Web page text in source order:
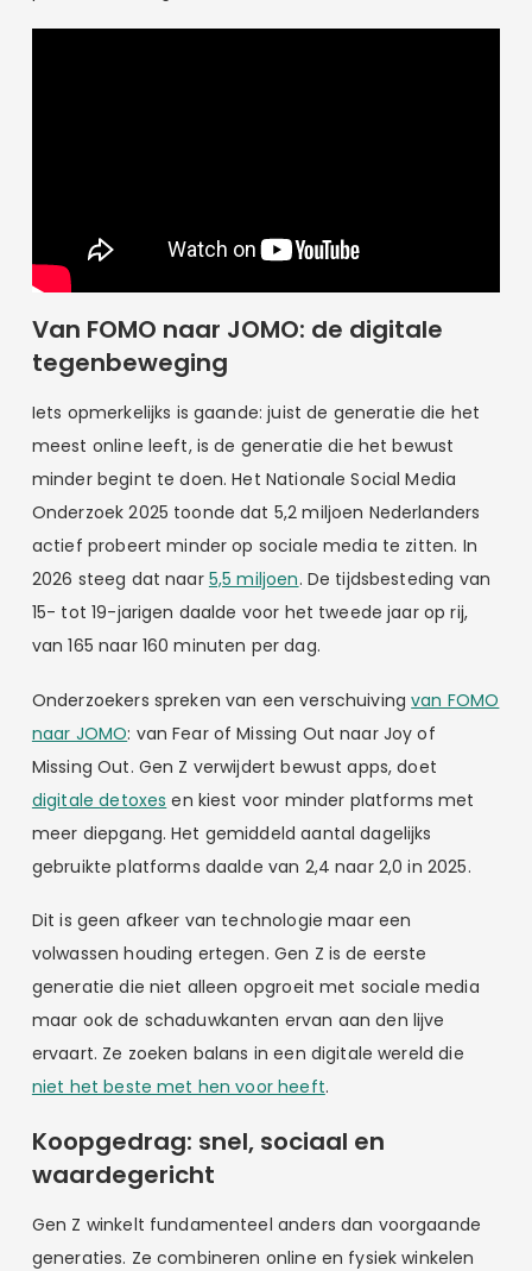
Van FOMO naar JOMO: de digitale
tegenbeweging
Iets opmerkelijks is gaande: juist de generatie die het
meest online leeft, is de generatie die het bewust
minder begint te doen. Het Nationale Social Media
Onderzoek 2025 toonde dat 5,2 miljoen Nederlanders
actief probeert minder op sociale media te zitten. In
2026 steeg dat naar 5,5 miljoen. De tijdsbesteding van
15- tot 19-jarigen daalde voor het tweede jaar op rij,
van 165 naar 160 minuten per dag.
Onderzoekers spreken van een verschuivingvan FOMO
naar JOMO: van Fear of Missing Out naar Joy of
Missing Out. Gen Z verwijdert bewust apps, doet
digitale detoxes en kiest voor minder platforms met
meer diepgang. Het gemiddeld aantal dagelijks
gebruikte platforms daalde van 2,4 naar 2,0 in 2025.
Dit is geen afkeer van technologie maar een
volwassen houding ertegen. Gen Z is de eerste
generatie die niet alleen opgroeit met sociale media
maar ook de schaduwkanten ervan aan den lijve
ervaart. Ze zoeken balans in een digitale wereld die
niet het beste met hen voor heeft.
Koopgedrag: snel, sociaal en
waardegericht
Gen Z winkelt fundamenteel anders dan voorgaande
generaties. Ze combineren online en fysiek winkelen